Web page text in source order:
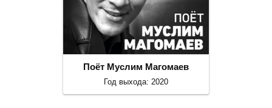
Поёт Муслим Магомаев
Год выхода: 2020